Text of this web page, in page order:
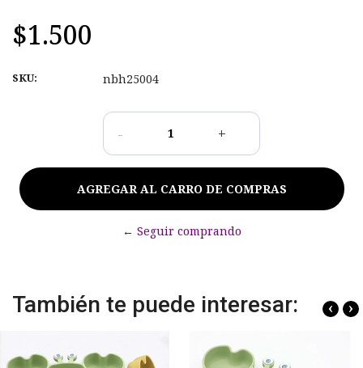
$1.500
SKU: nbh25004
- +
← Seguir comprando
También te puede interesar: ‹ ›